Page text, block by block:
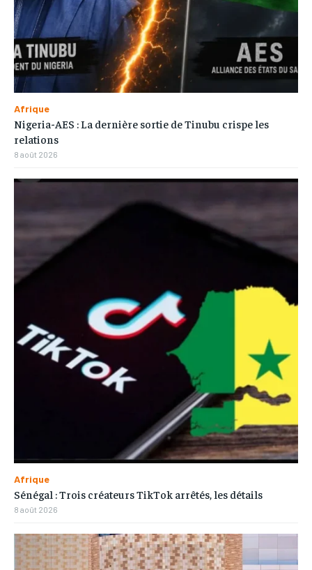
Afrique
Nigeria-AES : La dernière sortie de Tinubu crispe les
relations
8 août 2026
Afrique
Sénégal : Trois créateurs TikTok arrêtés, les détails
8 août 2026